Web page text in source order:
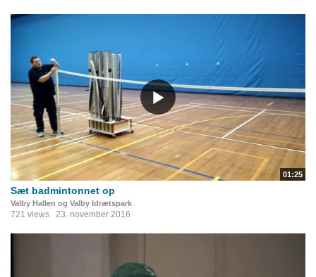
01:25
Sæt badmintonnet op
Valby Hallen og Valby Idrætspark
721 views 23. november 2016